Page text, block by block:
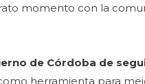
momento con la
de Córdoba de
herramienta para